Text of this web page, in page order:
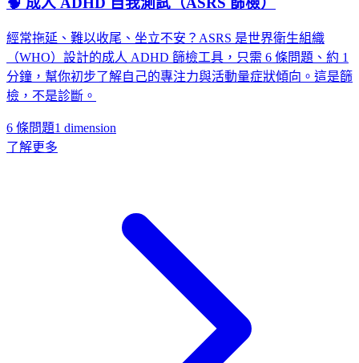
經常拖延、難以收尾、坐立不安？ASRS 是世界衛生組織
（WHO）設計的成人 ADHD 篩檢工具，只需 6 條問題、約 1
分鐘，幫你初步了解自己的專注力與活動量症狀傾向。這是篩
檢，不是診斷。
6 條問題1 dimension
了解更多